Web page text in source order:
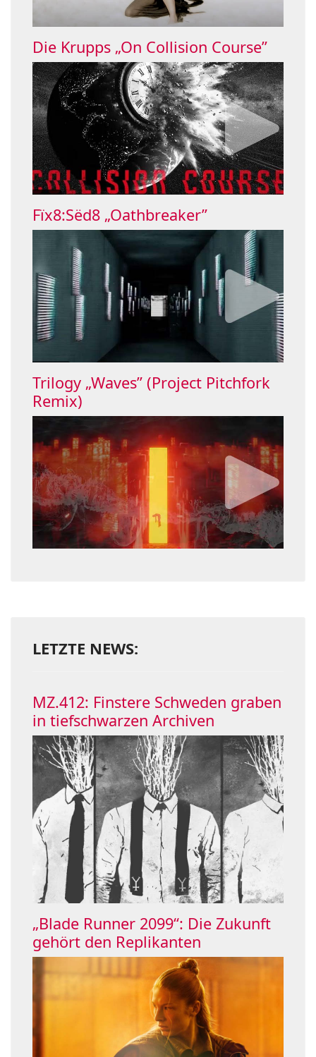
Die Krupps „On Collision Course”
Fïx8:Sëd8 „Oathbreaker”
Trilogy „Waves” (Project Pitchfork
Remix)
LETZTE NEWS:
MZ.412: Finstere Schweden graben
in tiefschwarzen Archiven
„Blade Runner 2099“: Die Zukunft
gehört den Replikanten